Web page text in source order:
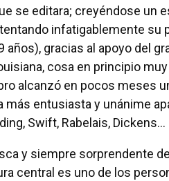
se editara; creyéndose un
infatigablemente su
gracias al apoyo del
cosa en principio
alcanzó en pocos meses
entusiasta y unánime
Swift, Rabelais, Dickens...
y siempre sorprendente
central es uno de los